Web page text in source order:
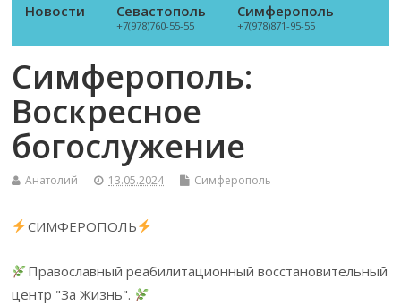
Новости Севастополь
+7(978)760-55-55
Симферополь
+7(978)871-95-55
Симферополь:
Воскресное
богослужение
Анатолий 13.05.2024 Симферополь
СИМФЕРОПОЛЬ
Православный реабилитационный восстановительный
центр "За Жизнь".